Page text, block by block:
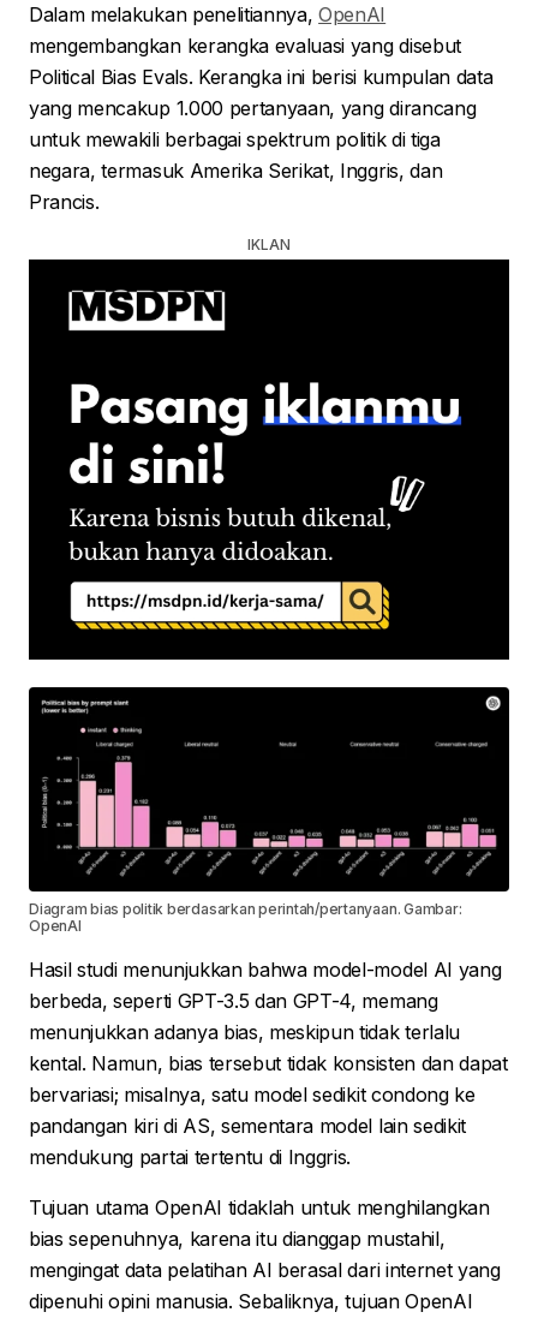
Dalam melakukan penelitiannya,OpenAI
mengembangkan kerangka evaluasi yang disebut
Political Bias Evals. Kerangka ini berisi kumpulan data
yang mencakup 1.000 pertanyaan, yang dirancang
untuk mewakili berbagai spektrum politik di tiga
negara, termasuk Amerika Serikat, Inggris, dan
Prancis.
Diagram bias politik berdasarkan perintah/pertanyaan. Gambar:
OpenAI
Hasil studi menunjukkan bahwa model-model AI yang
berbeda, seperti GPT-3.5 dan GPT-4, memang
menunjukkan adanya bias, meskipun tidak terlalu
kental. Namun, bias tersebut tidak konsisten dan dapat
bervariasi; misalnya, satu model sedikit condong ke
pandangan kiri di AS, sementara model lain sedikit
mendukung partai tertentu di Inggris.
Tujuan utama OpenAI tidaklah untuk menghilangkan
bias sepenuhnya, karena itu dianggap mustahil,
mengingat data pelatihan AI berasal dari internet yang
dipenuhi opini manusia. Sebaliknya, tujuan OpenAI